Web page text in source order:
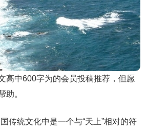
高中600字为的会员投稿推荐，但愿
助。
传统文化中是一个与“天上”相对的符